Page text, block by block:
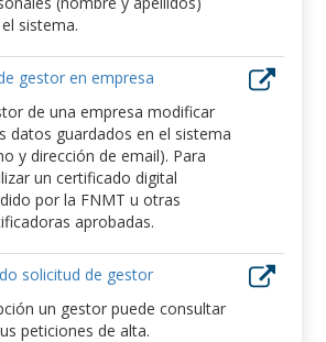
sistema.
gestor en empresa
de una empresa modificar
datos guardados en el sistema
y dirección de email). Para
un certificado digital
por la FNMT u otras
aprobadas.
solicitud de gestor
un gestor puede consultar
peticiones de alta.